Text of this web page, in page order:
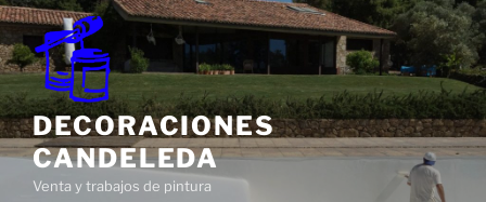
Saltar
al
contenido
DECORACIONES
CANDELEDA
Venta y trabajos de pintura